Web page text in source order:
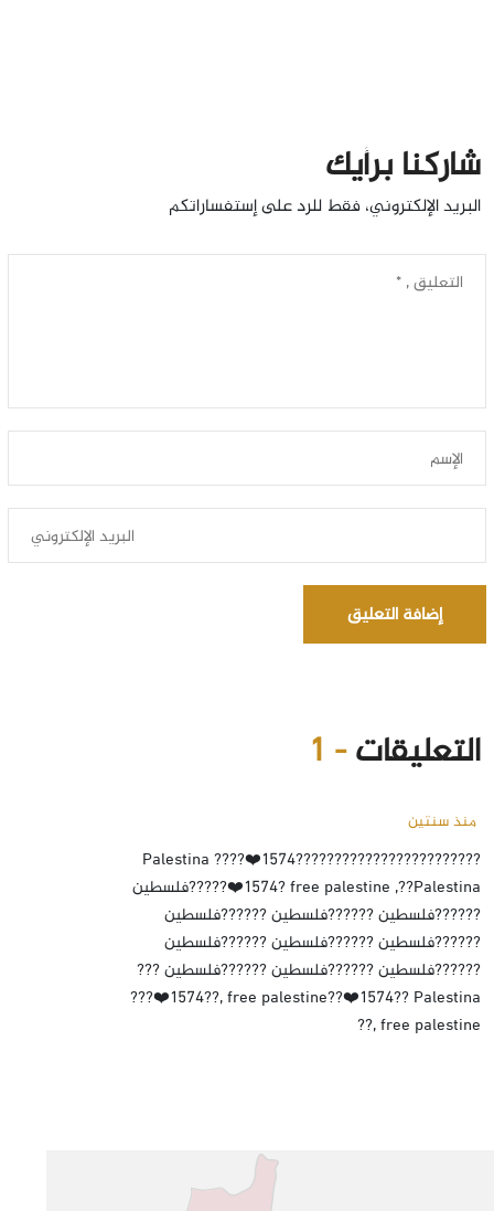
شاركنا برأيك
البريد الإلكتروني، فقط للرد على إستفساراتكم
إضافة التعليق
التعليقات- 1
منذ سنتين
????????????????????????١٥٧٤❤️??Palestina ??
free palestine ,??Palestina ?١٥٧٤❤️???️??فلسطين
???️?️??فلسطين ???️?️??فلسطين ???️?️??فلسطين
???️?️??فلسطين ???️?️??فلسطين ???️?️??فلسطين
???️?️??فلسطين ???️?️??فلسطين ???️?️??فلسطين ???️
Palestina ??١٥٧٤❤️??free palestine ,??١٥٧٤❤️???
free palestine ,??